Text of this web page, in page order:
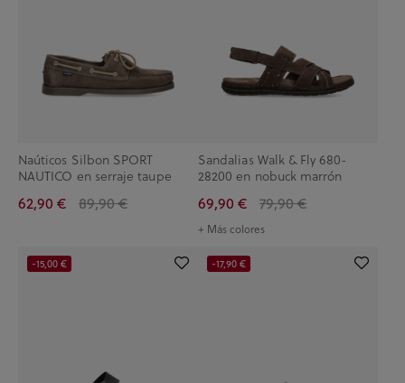
Naúticos Silbon SPORT
NAUTICO en serraje taupe
62,90 € 89,90 €
Sandalias Walk & Fly 680-
28200 en nobuck marrón
69,90 € 79,90 €
+ Más colores
-15,00 € -17,90 €